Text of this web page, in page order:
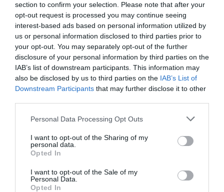
section to confirm your selection. Please note that after your
opt-out request is processed you may continue seeing
interest-based ads based on personal information utilized by
us or personal information disclosed to third parties prior to
your opt-out. You may separately opt-out of the further
disclosure of your personal information by third parties on the
IAB’s list of downstream participants. This information may
also be disclosed by us to third parties on the IAB’s List of
Downstream Participants that may further disclose it to other
Personal Data Processing Opt Outs
I want to opt-out of the Sharing of my
personal data.
Opted In
I want to opt-out of the Sale of my
Personal Data.
Opted In
XIANa commenté :
19 mars 2017 - 7 h 24 min
NUTS
ATELIMa commenté :
19 mars 2017 - 8 h 56 min
Pauvre chien …